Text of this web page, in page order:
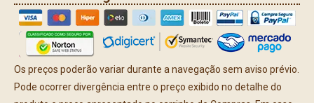
Os preços poderão variar durante a navegação sem aviso prévio.
Pode ocorrer divergência entre o preço exibido no detalhe do